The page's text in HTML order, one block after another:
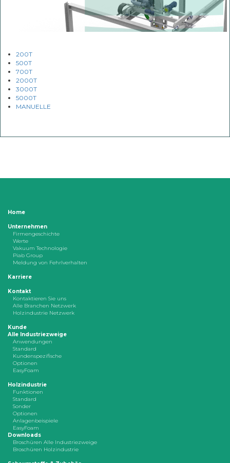
200T
500T
700T
2000T
3000T
5000T
MANUELLE
Home
Unternehmen
Firmengeschichte
Werte
Vakuum Technologie
Piab Group
Meldung von Fehrlverhalten
Karriere
Kontakt
Kontaktieren Sie uns
Alle Branchen Netzwerk
Holzindustrie Netzwerk
Kunde
Alle Industriezweige
Anwendungen
Standard
Kundenspezifische
Optionen
EasyFoam
Holzindustrie
Funktionen
Standard
Sonder
Optionen
Anlagenbeispiele
EasyFoam
Downloads
Broschüren Alle Industriezweige
Broschüren Holzindustrie